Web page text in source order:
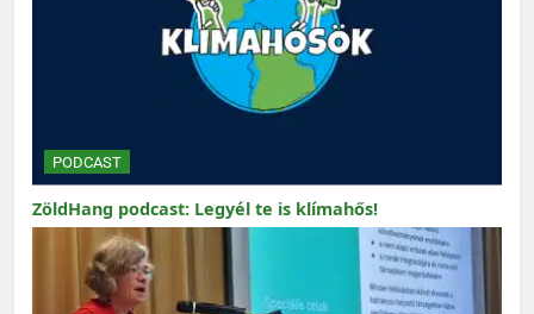
PODCAST
ZöldHang podcast: Legyél te is klímahős!